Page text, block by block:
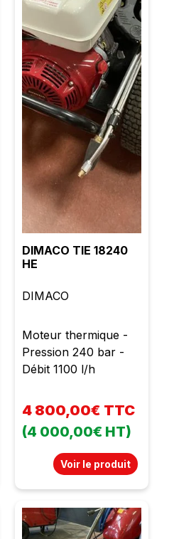
DIMACO TIE 18240
HE
DIMACO
Moteur thermique -
Pression 240 bar -
Débit 1100 l/h
4 800,00€ TTC
(4 000,00€ HT)
Voir le produit